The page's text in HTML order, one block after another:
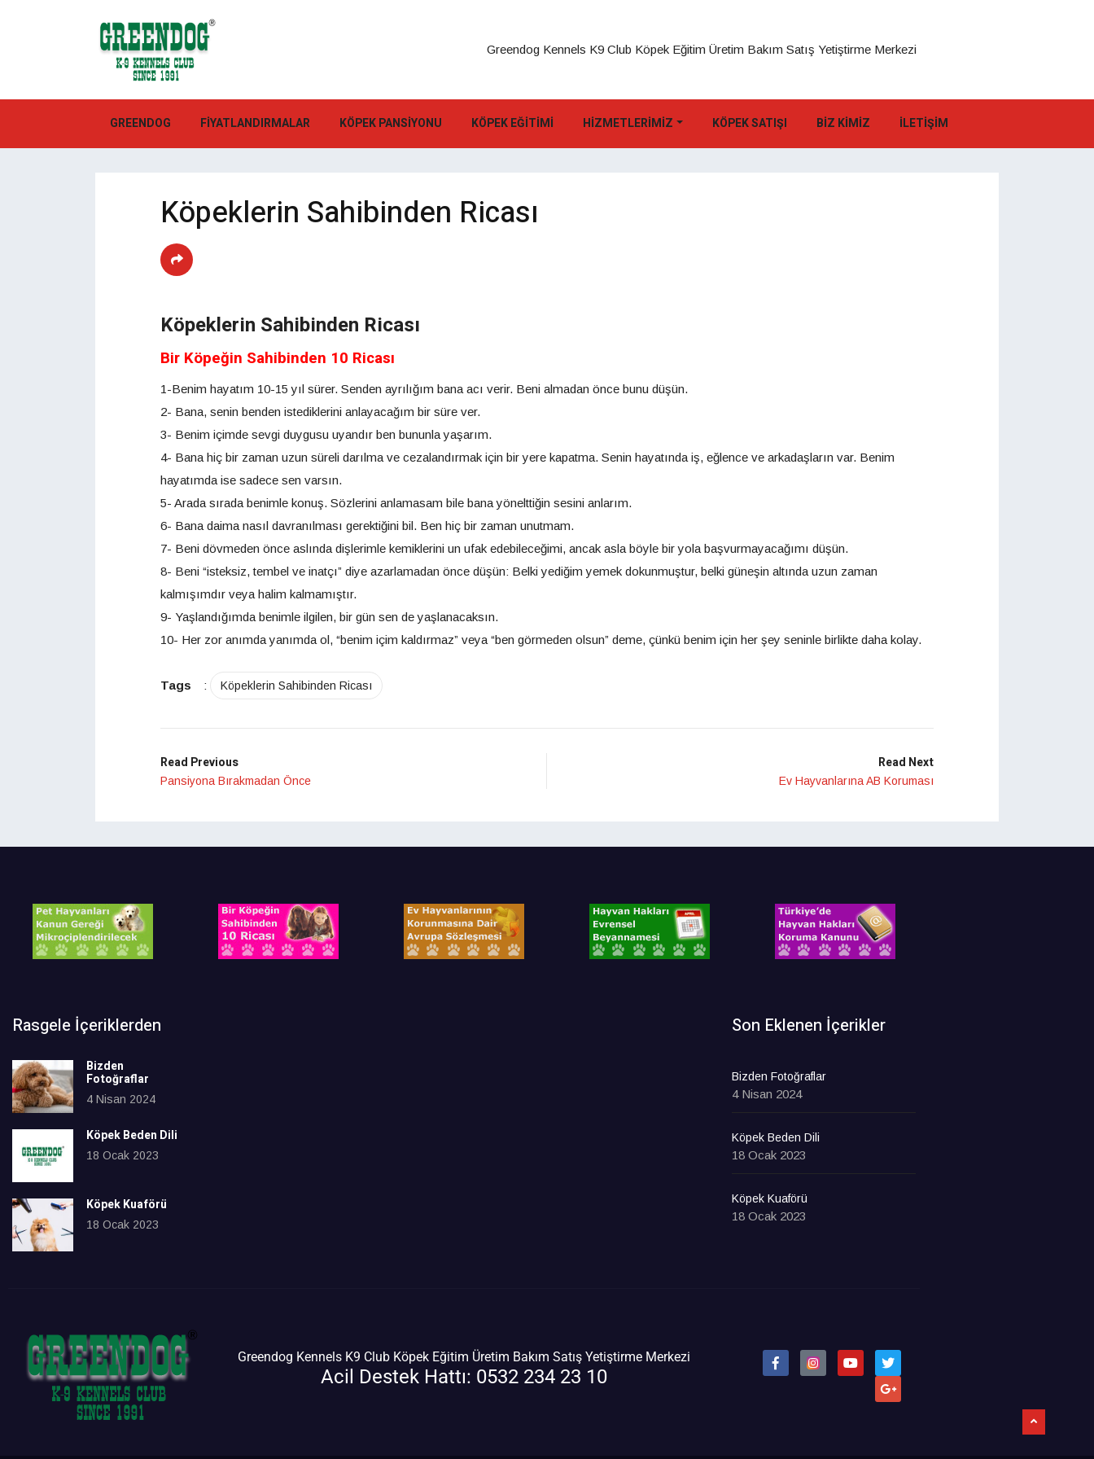
Greendog Kennels K9 Club Köpek Eğitim Üretim Bakım Satış Yetiştirme Merkezi
GREENDOG FIYATLANDIRMALAR KÖPEK PANSIYONU KÖPEK EĞITIMI HIZMETLERIMIZ KÖPEK SATIŞI BIZ KIMIZ İLETIŞIM
Köpeklerin Sahibinden Ricası
Köpeklerin Sahibinden Ricası
Bir Köpeğin Sahibinden 10 Ricası
1-Benim hayatım 10-15 yıl sürer. Senden ayrılığım bana acı verir. Beni almadan önce bunu düşün.
2- Bana, senin benden istediklerini anlayacağım bir süre ver.
3- Benim içimde sevgi duygusu uyandır ben bununla yaşarım.
4- Bana hiç bir zaman uzun süreli darılma ve cezalandırmak için bir yere kapatma. Senin hayatında iş, eğlence ve arkadaşların var. Benim
hayatımda ise sadece sen varsın.
5- Arada sırada benimle konuş. Sözlerini anlamasam bile bana yönelttiğin sesini anlarım.
6- Bana daima nasıl davranılması gerektiğini bil. Ben hiç bir zaman unutmam.
7- Beni dövmeden önce aslında dişlerimle kemiklerini un ufak edebileceğimi, ancak asla böyle bir yola başvurmayacağımı düşün.
8- Beni “isteksiz, tembel ve inatçı” diye azarlamadan önce düşün: Belki yediğim yemek dokunmuştur, belki güneşin altında uzun zaman
kalmışımdır veya halim kalmamıştır.
9- Yaşlandığımda benimle ilgilen, bir gün sen de yaşlanacaksın.
10- Her zor anımda yanımda ol, “benim içim kaldırmaz” veya “ben görmeden olsun” deme, çünkü benim için her şey seninle birlikte daha kolay.
Tags : Köpeklerin Sahibinden Ricası
Read Previous
Pansiyona Bırakmadan Önce
Read Next
Ev Hayvanlarına AB Koruması
Rasgele İçeriklerden
Bizden
Fotoğraflar
4 Nisan 2024
Köpek Beden Dili
18 Ocak 2023
Köpek Kuaförü
18 Ocak 2023
Son Eklenen İçerikler
Bizden Fotoğraflar
4 Nisan 2024
Köpek Beden Dili
18 Ocak 2023
Köpek Kuaförü
18 Ocak 2023
Greendog Kennels K9 Club Köpek Eğitim Üretim Bakım Satış Yetiştirme Merkezi
Acil Destek Hattı: 0532 234 23 10